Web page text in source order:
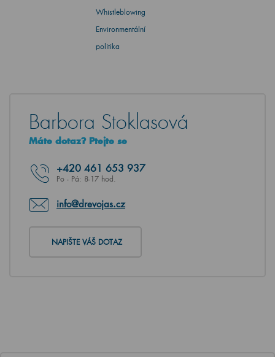
Whistleblowing
Environmentální
politika
Barbora Stoklasová
Máte dotaz? Ptejte se
+420 461 653 937
Po - Pá: 8-17 hod.
info@drevojas.cz
NAPIŠTE VÁŠ DOTAZ